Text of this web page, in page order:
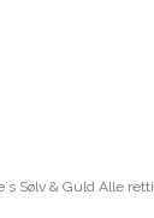
Sølv & Guld Alle